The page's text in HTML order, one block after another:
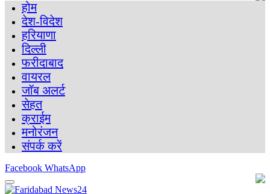
होम
देश-विदेश
हरियाणा
दिल्ली
फरीदाबाद
वायरल
जॉब अलर्ट
सेहत
क्राईम
मनोरंजन
संपर्क करें
Facebook WhatsApp